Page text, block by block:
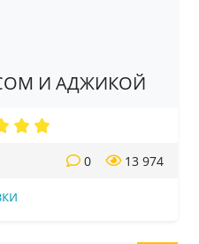
И АДЖИКОЙ
13 974
0